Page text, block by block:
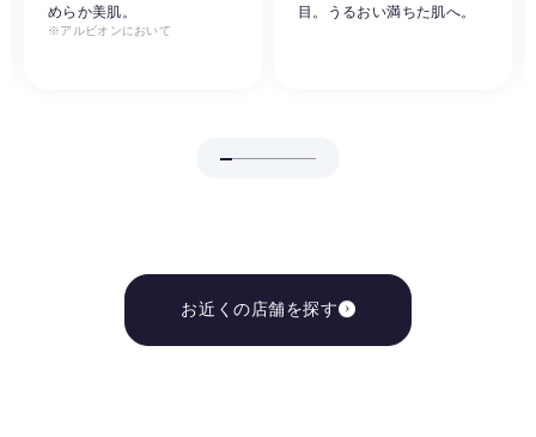
めらか美肌。
※アルビオンにおいて
目。うるおい満ちた肌へ。
お近くの店舗を探す